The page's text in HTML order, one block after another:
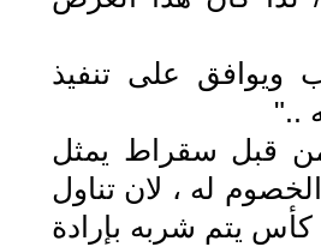
ويوافق على تنفيذ
.."
من قبل سقراط يمثل
له ، لان تناول
يتم شربه بإرادة